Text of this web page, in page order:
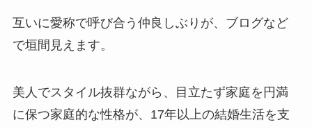
互いに愛称で呼び合う仲良しぶりが、ブログなど
で垣間見えます。
美人でスタイル抜群ながら、目立たず家庭を円満
に保つ家庭的な性格が、17年以上の結婚生活を支